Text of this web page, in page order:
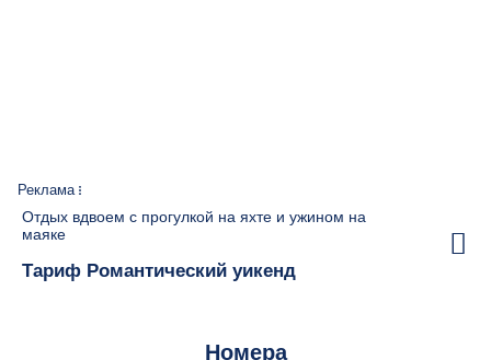
Реклама
Отдых вдвоем с прогулкой на яхте и ужином на
маяке
Тариф Романтический уикенд
Номера